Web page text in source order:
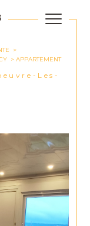
APPARTEMENT